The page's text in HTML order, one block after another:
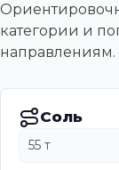
категории и
направлениям.
Соль
55 т